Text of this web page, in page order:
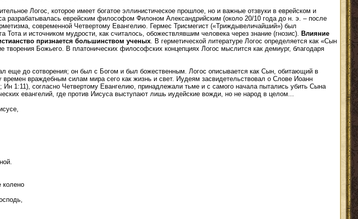
Логос, которое имеет богатое эллинистическое прошлое, но и важные отзвуки в еврейском и
разрабатывалась еврейским философом Филоном Александрийским (около 20/10 года до н. э. – после
современной Четвертому Евангелию. Гермес Трисмегист («Триждывеличайший») был
Тота и источником мудрости, как считалось, обожествлявшим человека через знание (гнозис).Влияние
признается большинством ученых . В герметической литературе Логос определяется как «Сын
Божьего. В платонических философских концепциях Логос мыслится как демиург, благодаря
еще до сотворения; он был с Богом и был божественным. Логос описывается как Сын, обитающий в
времен враждебным силам мира сего как жизнь и свет. Иудеям засвидетельствовал о Слове Иоанн
1:11), согласно Четвертому Евангелию, принадлежали тьме и с самого начала пытались убить Сына
евангелий, где против Иисуса выступают лишь иудейские вожди, но не народ в целом...
колено